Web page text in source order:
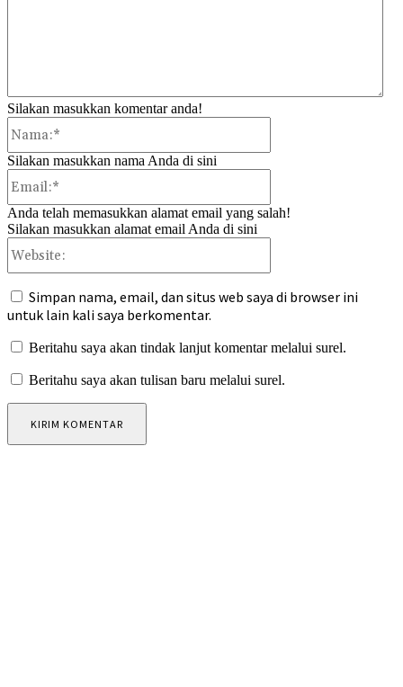
Silakan masukkan komentar anda!
Silakan masukkan nama Anda di sini
Anda telah memasukkan alamat email yang salah!
Silakan masukkan alamat email Anda di sini
Simpan nama, email, dan situs web saya di browser ini
untuk lain kali saya berkomentar.
Beritahu saya akan tindak lanjut komentar melalui surel.
Beritahu saya akan tulisan baru melalui surel.